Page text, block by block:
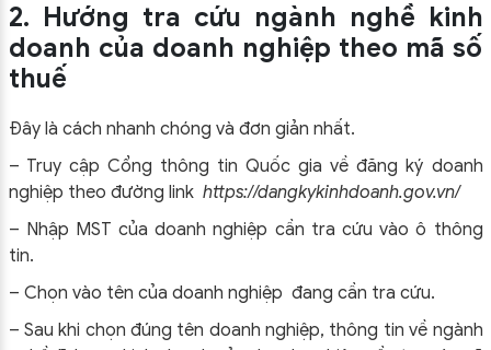
2. Hướng tra cứu ngành nghề kinh
doanh của doanh nghiệp theo mã số
thuế
Đây là cách nhanh chóng và đơn giản nhất.
– Truy cập Cổng thông tin Quốc gia về đăng ký doanh
nghiệp theo đường link https://dangkykinhdoanh.gov.vn/
– Nhập MST của doanh nghiệp cần tra cứu vào ô thông
tin.
– Chọn vào tên của doanh nghiệp đang cần tra cứu.
– Sau khi chọn đúng tên doanh nghiệp, thông tin về ngành